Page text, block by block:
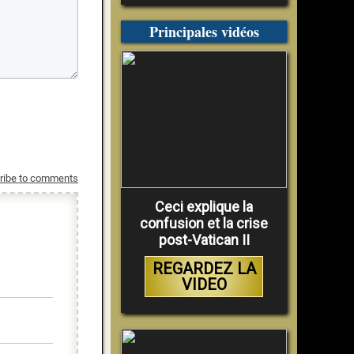
to comments
Principales vidéos
Ceci explique la
confusion et la crise
post-Vatican II
REGARDEZ LA
VIDEO